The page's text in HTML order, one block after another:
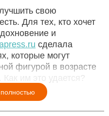
свою
Для тех, кто хочет
и
сделала
которые могут
фигурой в возрасте
им это удается?